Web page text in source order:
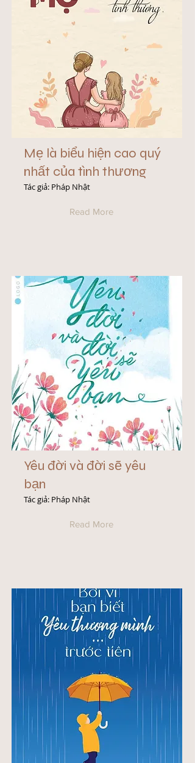
Mẹ là biểu hiện cao quý
nhất của tình thương
Tác giả: Pháp Nhật
Read More
Yêu đời và đời sẽ yêu
bạn
Tác giả: Pháp Nhật
Read More